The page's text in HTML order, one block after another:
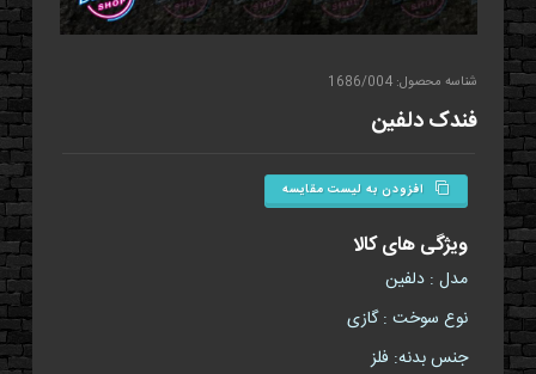
شناسه محصول: 1686/004
فندک دلفين
افزودن به لیست مقایسه
ویژگی های کالا
مدل : دلفین
نوع سوخت : گازی
جنس بدنه: فلز